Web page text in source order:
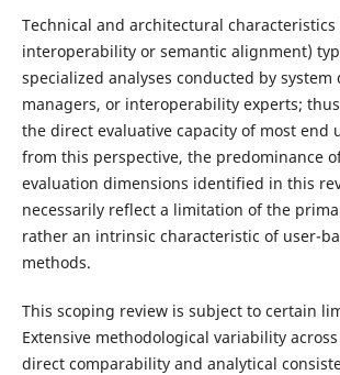
Technical and architectural characteristics
interoperability or semantic alignment)
specialized analyses conducted by system
managers, or interoperability experts;
the direct evaluative capacity of most end
from this perspective, the predominance
evaluation dimensions identified in this
necessarily reflect a limitation of the
rather an intrinsic characteristic of user-
methods.
This scoping review is subject to certain
Extensive methodological variability
direct comparability and analytical